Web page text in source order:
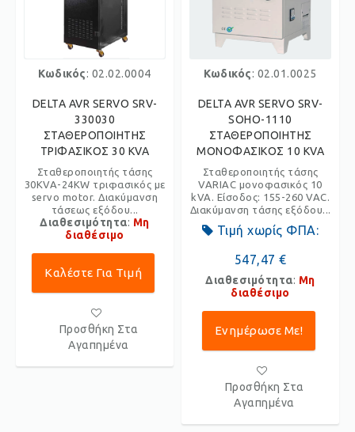
Κωδικός: 02.02.0004
DELTA AVR SERVO SRV-
330030
ΣΤΑΘΕΡΟΠΟΙΗΤΗΣ
ΤΡΙΦΑΣΙΚΟΣ 30 KVA
Σταθεροποιητής τάσης
30KVA-24KW τριφασικός με
servo motor. Διακύμανση
τάσεως εξόδου...
Διαθεσιμότητα: Μη
διαθέσιμο
Καλέστε Για Τιμή
Προσθήκη Στα
Αγαπημένα
Κωδικός: 02.01.0025
DELTA AVR SERVO SRV-
SOHO-1110
ΣΤΑΘΕΡΟΠΟΙΗΤΗΣ
ΜΟΝΟΦΑΣΙΚΟΣ 10 KVA
Σταθεροποιητής τάσης
VARIAC μονοφασικός 10
kVA. Είσοδος: 155-260 VAC.
Διακύμανση τάσης εξόδου...
Τιμή χωρίς ΦΠΑ:
547,47 €
Διαθεσιμότητα: Μη
διαθέσιμο
Ενημέρωσε Με!
Προσθήκη Στα
Αγαπημένα